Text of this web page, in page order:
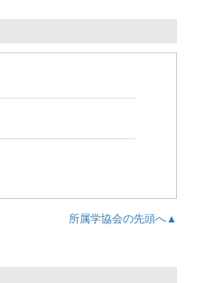
所属学協会の先頭へ▲